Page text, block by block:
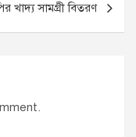
খাদ্য সামগ্রী বিতরণ